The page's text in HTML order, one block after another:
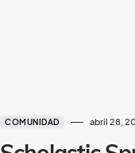
COMUNIDAD abril 28,